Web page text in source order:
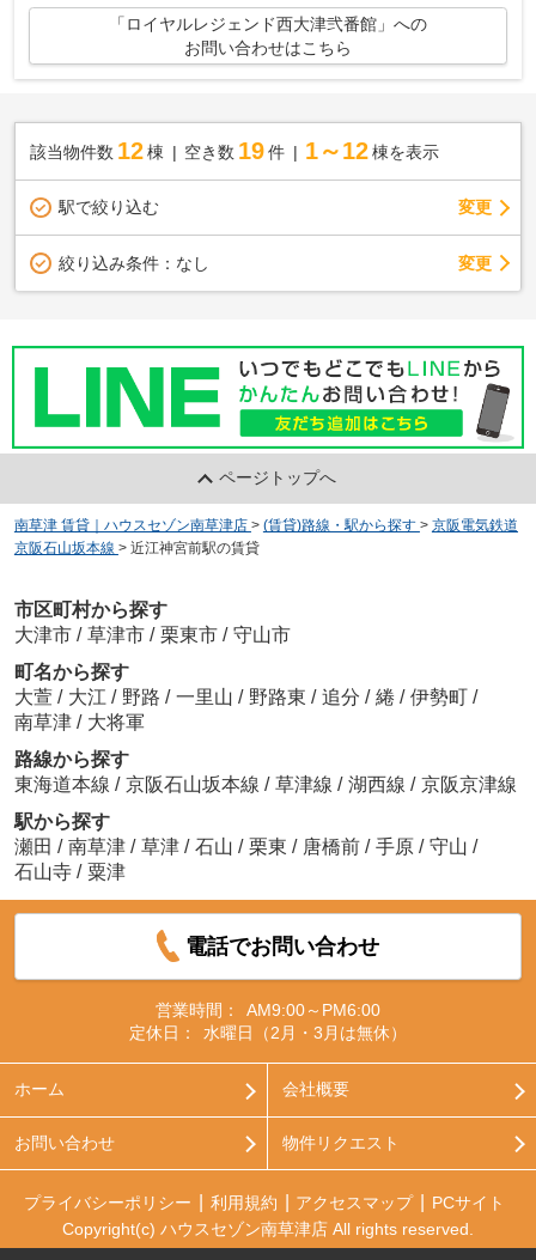
「ロイヤルレジェンド西大津弐番館」への
お問い合わせはこちら
該当物件数 12棟 空き数 19 件 1～12 棟を表示
駅で絞り込む 変更
絞り込み条件： なし 変更
ページトップへ
南草津 賃貸｜ハウスセゾン南草津店 > (賃貸)路線・駅から探す > 京阪電気鉄道
京阪石山坂本線 > 近江神宮前駅の賃貸
市区町村から探す
大津市 / 草津市 / 栗東市 / 守山市
町名から探す
大萱 / 大江 / 野路 / 一里山 / 野路東 / 追分 / 綣 / 伊勢町 /
南草津 / 大将軍
路線から探す
東海道本線 / 京阪石山坂本線 / 草津線 / 湖西線 / 京阪京津線
駅から探す
瀬田 / 南草津 / 草津 / 石山 / 栗東 / 唐橋前 / 手原 / 守山 /
石山寺 / 粟津
電話でお問い合わせ
営業時間：
AM9:00～PM6:00
定休日：
水曜日（2月・3月は無休）
ホーム 会社概要
お問い合わせ 物件リクエスト
プライバシーポリシー 利用規約 アクセスマップ
PCサイト
Copyright(c) ハウスセゾン南草津店 All rights reserved.